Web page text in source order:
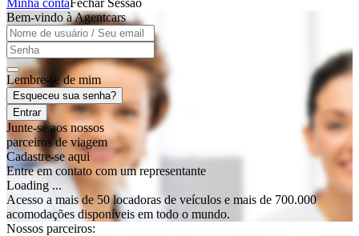
Bem-vindo à Agentcars
Lembre-se de mim
Esqueceu sua senha?
Entrar
Junte-se aos nossos
parceiros de viagem
Cadastre-se aqui
Entre em contato com um representante
Loading ...
Acesso a mais de 50 locadoras de veículos e mais de 700.000
acomodações disponíveis em todo o mundo.
Nossos parceiros: